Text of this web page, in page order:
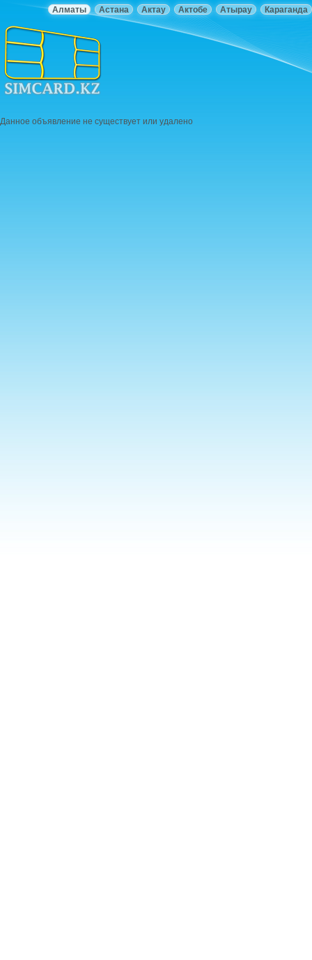
Караганда
Атырау
Актобе
Актау
Астана
Алматы
Данное объявление не существует или удалено